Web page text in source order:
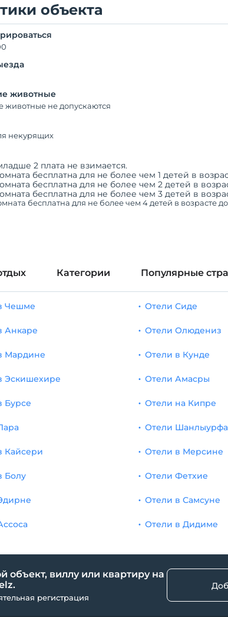
объекта
животные
не допускаются
некурящих
2 плата не взимается.
бесплатна для не более чем 1 детей в
бесплатна для не более чем 2 детей в
бесплатна для не более чем 3 детей в
бесплатна для не более чем 4 детей в возрасте до
Категории Популярные
Чешме
Анкаре
Мардине
Эскишехире
Бурсе
Отели Сиде
Отели Олюдениз
Отели в Кунде
Отели Амасры
Отели на Кипре
Кайсери
Болу
Отели Шанлыурфа
Отели в Мерсине
Отели Фетхие
Отели в Самсуне
Отели в Дидиме
объект, виллу или квартиру на
регистрация